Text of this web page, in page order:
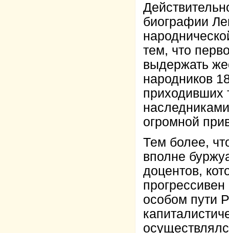
биографии
тем, что
выдержать
народников
приходивших
огромной
Тем более,
вполне
доцентов,
особом пути